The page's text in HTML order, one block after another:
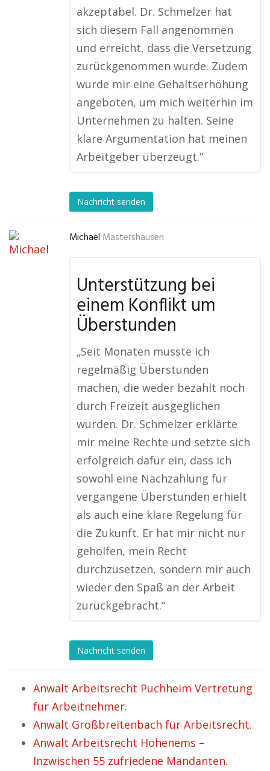
akzeptabel. Dr. Schmelzer hat
sich diesem Fall angenommen
und erreicht, dass die Versetzung
zurückgenommen wurde. Zudem
wurde mir eine Gehaltserhöhung
angeboten, um mich weiterhin im
Unternehmen zu halten. Seine
klare Argumentation hat meinen
Arbeitgeber überzeugt.“
Nachricht senden
Michael Mastershausen
Unterstützung bei
einem Konflikt um
Überstunden
„Seit Monaten musste ich
regelmäßig Überstunden
machen, die weder bezahlt noch
durch Freizeit ausgeglichen
wurden. Dr. Schmelzer erklärte
mir meine Rechte und setzte sich
erfolgreich dafür ein, dass ich
sowohl eine Nachzahlung für
vergangene Überstunden erhielt
als auch eine klare Regelung für
die Zukunft. Er hat mir nicht nur
geholfen, mein Recht
durchzusetzen, sondern mir auch
wieder den Spaß an der Arbeit
zurückgebracht.“
Nachricht senden
Anwalt Arbeitsrecht Puchheim Vertretung
für Arbeitnehmer.
Anwalt Großbreitenbach für Arbeitsrecht.
Anwalt Arbeitsrecht Hohenems –
Inzwischen 55 zufriedene Mandanten.